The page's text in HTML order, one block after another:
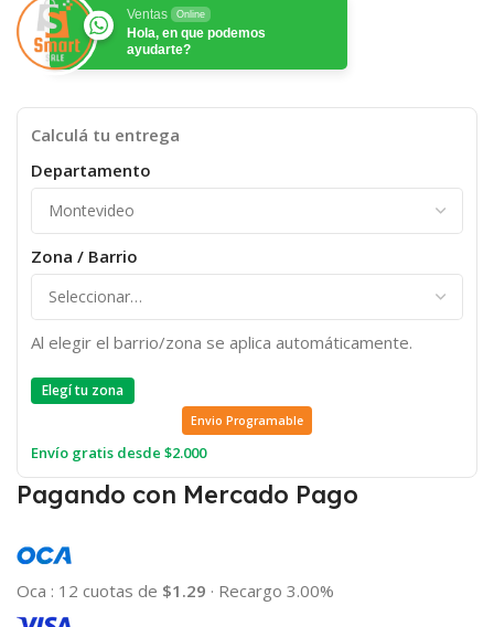
Ventas Online
Hola, en que podemos
ayudarte?
Calculá tu entrega
Departamento
Zona / Barrio
Al elegir el barrio/zona se aplica automáticamente.
Elegí tu zona
Envio Programable
Envío gratis desde $2.000
Pagando con Mercado Pago
Oca : 12 cuotas de $1.29 · Recargo 3.00%